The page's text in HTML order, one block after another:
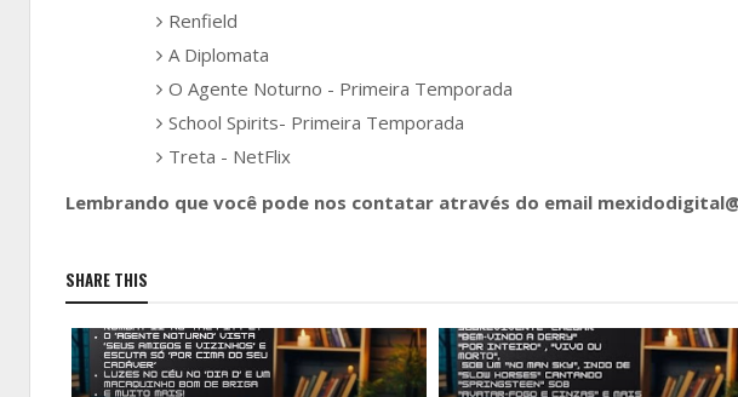
Renfield
A Diplomata
O Agente Noturno - Primeira Temporada
School Spirits- Primeira Temporada
Treta - NetFlix
Lembrando que você pode nos contatar através do email
SHARE THIS